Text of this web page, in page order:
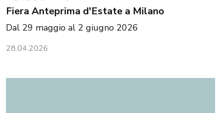
Fiera Anteprima d'Estate a Milano
Dal 29 maggio al 2 giugno 2026
28.04.2026